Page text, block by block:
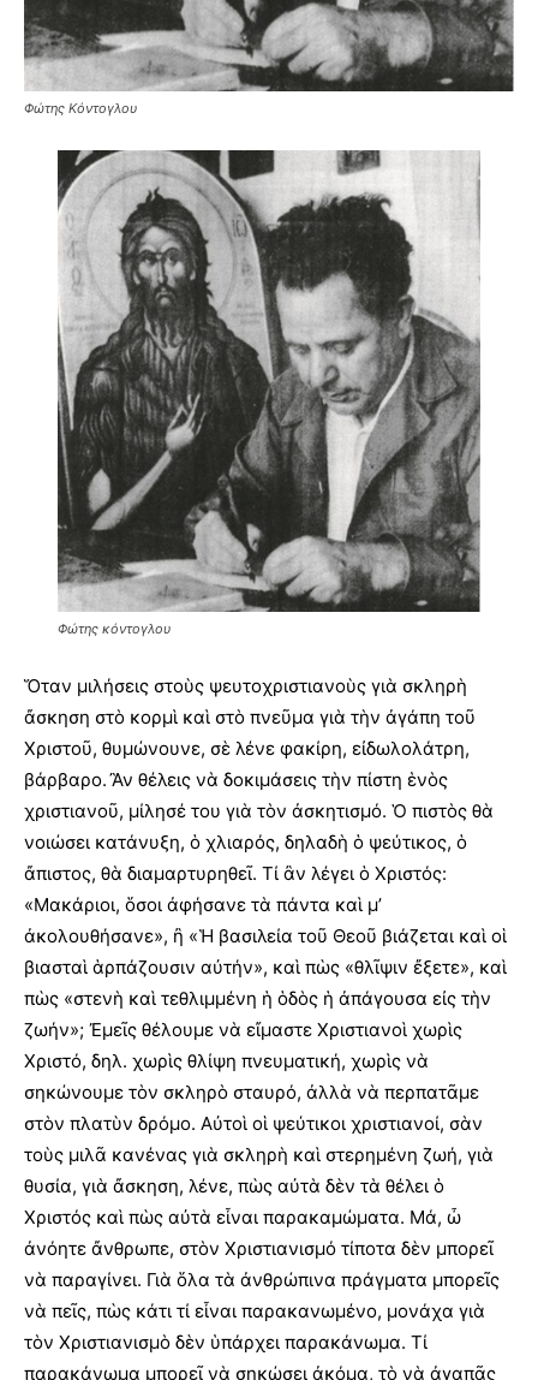
Φώτης Κόντογλου
Φώτης κόντογλου
Ὅταν μιλήσεις στοὺς ψευτοχριστιανοὺς γιὰ σκληρὴ
ἄσκηση στὸ κορμὶ καὶ στὸ πνεῦμα γιὰ τὴν ἀγάπη τοῦ
Χριστοῦ, θυμώνουνε, σὲ λένε φακίρη, εἰδωλολάτρη,
βάρβαρο. Ἂν θέλεις νὰ δοκιμάσεις τὴν πίστη ἑνὸς
χριστιανοῦ, μίλησέ του γιὰ τὸν ἀσκητισμό. Ὁ πιστὸς θὰ
νοιώσει κατάνυξη, ὁ χλιαρός, δηλαδὴ ὁ ψεύτικος, ὁ
ἄπιστος, θὰ διαμαρτυρηθεῖ. Τί ἂν λέγει ὁ Χριστός:
«Μακάριοι, ὅσοι ἀφήσανε τὰ πάντα καὶ μ’
ἀκολουθήσανε», ἢ «Ἡ βασιλεία τοῦ Θεοῦ βιάζεται καὶ οἱ
βιασταὶ ἁρπάζουσιν αὐτήν», καὶ πὼς «θλῖψιν ἔξετε», καὶ
πὼς «στενὴ καὶ τεθλιμμένη ἡ ὁδὸς ἡ ἀπάγουσα εἰς τὴν
ζωήν»; Ἐμεῖς θέλουμε νὰ εἴμαστε Χριστιανοὶ χωρὶς
Χριστό, δηλ. χωρὶς θλίψη πνευματική, χωρὶς νὰ
σηκώνουμε τὸν σκληρὸ σταυρό, ἀλλὰ νὰ περπατᾶμε
στὸν πλατὺν δρόμο. Αὐτοὶ οἱ ψεύτικοι χριστιανοί, σὰν
τοὺς μιλᾶ κανένας γιὰ σκληρὴ καὶ στερημένη ζωή, γιὰ
θυσία, γιὰ ἄσκηση, λένε, πὼς αὐτὰ δὲν τὰ θέλει ὁ
Χριστός καὶ πὼς αὐτὰ εἶναι παρακαμώματα. Μά, ὦ
ἀνόητε ἄνθρωπε, στὸν Χριστιανισμό τίποτα δὲν μπορεῖ
νὰ παραγίνει. Γιὰ ὅλα τὰ ἀνθρώπινα πράγματα μπορεῖς
νὰ πεῖς, πὼς κάτι τί εἶναι παρακανωμένο, μονάχα γιὰ
τὸν Χριστιανισμὸ δὲν ὑπάρχει παρακάνωμα. Τί
παρακάνωμα μπορεῖ νὰ σηκώσει ἀκόμα, τὸ νὰ ἀγαπᾶς